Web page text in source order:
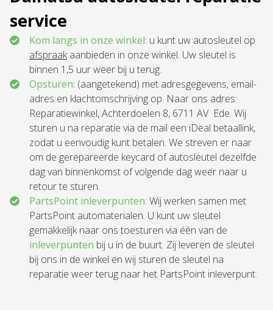
service
Kom langs in onze winkel: u kunt uw autosleutel op
afspraakaanbieden in onze winkel. Uw sleutel is
binnen 1,5 uur weer bij u terug.
Opsturen: (aangetekend) met adresgegevens, email-
adres en klachtomschrijving op. Naar ons adres:
Reparatiewinkel, Achterdoelen 8, 6711 AV Ede. Wij
sturen u na reparatie via de mail een iDeal betaallink,
zodat u eenvoudig kunt betalen. We streven er naar
om de gerepareerde keycard of autosleutel dezelfde
dag van binnenkomst of volgende dag weer naar u
retour te sturen.
PartsPoint inleverpunten: Wij werken samen met
PartsPoint automaterialen. U kunt uw sleutel
gemakkelijk naar ons toesturen via één van de
inleverpunten bij u in de buurt. Zij leveren de sleutel
bij ons in de winkel en wij sturen de sleutel na
reparatie weer terug naar het PartsPoint inleverpunt.